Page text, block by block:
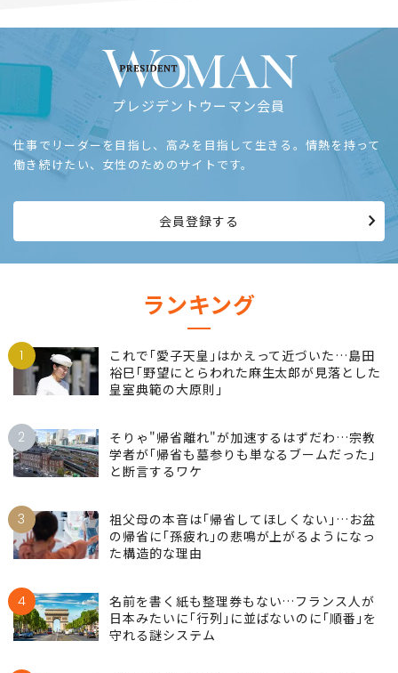
プレジデントウーマン会員
仕事でリーダーを目指し、高みを目指して生きる。情熱を持って
働き続けたい、女性のためのサイトです。
会員登録する
ランキング
1
これで｢愛子天皇｣はかえって近づいた…島田
裕巳｢野望にとらわれた麻生太郎が見落とした
皇室典範の大原則｣
2
そりゃ"帰省離れ"が加速するはずだわ…宗教
学者が｢帰省も墓参りも単なるブームだった｣
と断言するワケ
3
祖父母の本音は｢帰省してほしくない｣…お盆
の帰省に｢孫疲れ｣の悲鳴が上がるようになっ
た構造的な理由
4
名前を書く紙も整理券もない…フランス人が
日本みたいに｢行列｣に並ばないのに｢順番｣を
守れる謎システム